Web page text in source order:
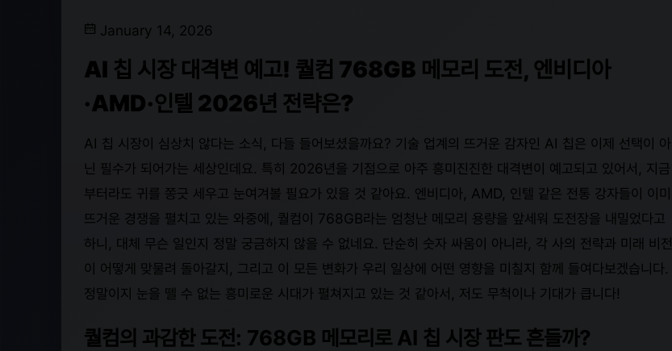
January 14, 2026
AI 칩 시장 대격변 예고! 퀄컴 768GB 메모리 도전, 엔비디아
·AMD·인텔 2026년 전략은?
AI 칩 시장이 심상치 않다는 소식, 다들 들어보셨을까요? 기술 업계의 뜨거운 감자인 AI 칩은 이제 선택이 아
닌 필수가 되어가는 세상인데요. 특히 2026년을 기점으로 아주 흥미진진한 대격변이 예고되고 있어서, 지금
부터라도 귀를 쫑긋 세우고 눈여겨볼 필요가 있을 것 같아요. 엔비디아, AMD, 인텔 같은 전통 강자들이 이미
뜨거운 경쟁을 펼치고 있는 와중에, 퀄컴이 768GB라는 엄청난 메모리 용량을 앞세워 도전장을 내밀었다고
하니, 대체 무슨 일인지 정말 궁금하지 않을 수 없네요. 단순히 숫자 싸움이 아니라, 각 사의 전략과 미래 비전
이 어떻게 맞물려 돌아갈지, 그리고 이 모든 변화가 우리 일상에 어떤 영향을 미칠지 함께 들여다보겠습니다.
정말이지 눈을 뗄 수 없는 흥미로운 시대가 펼쳐지고 있는 것 같아서, 저도 무척이나 기대가 큽니다!
퀄컴의 과감한 도전: 768GB 메모리로 AI 칩 시장 판도 흔들까?